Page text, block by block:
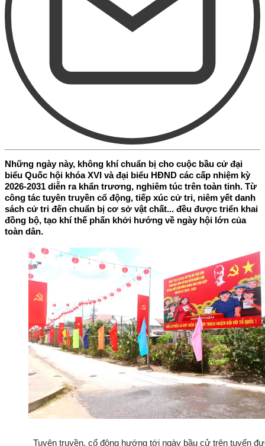
Những ngày này, không khí chuẩn bị cho cuộc bầu cử đại
biểu Quốc hội khóa XVI và đại biểu HĐND các cấp nhiệm kỳ
2026-2031 diễn ra khẩn trương, nghiêm túc trên toàn tỉnh. Từ
công tác tuyên truyền cổ động, tiếp xúc cử tri, niêm yết danh
sách cử tri đến chuẩn bị cơ sở vật chất... đều được triển khai
đồng bộ, tạo khí thế phấn khởi hướng về ngày hội lớn của
toàn dân.
Tuyên truyền, cổ động hướng tới ngày bầu cử trên tuyến